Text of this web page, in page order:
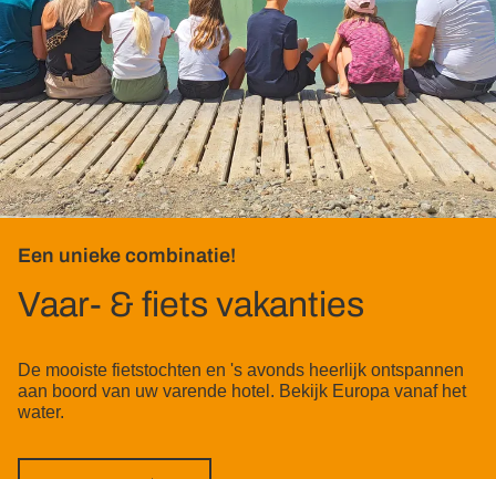
Een unieke combinatie!
Vaar- & fiets vakanties
De mooiste fietstochten en 's avonds heerlijk ontspannen
aan boord van uw varende hotel. Bekijk Europa vanaf het
water.